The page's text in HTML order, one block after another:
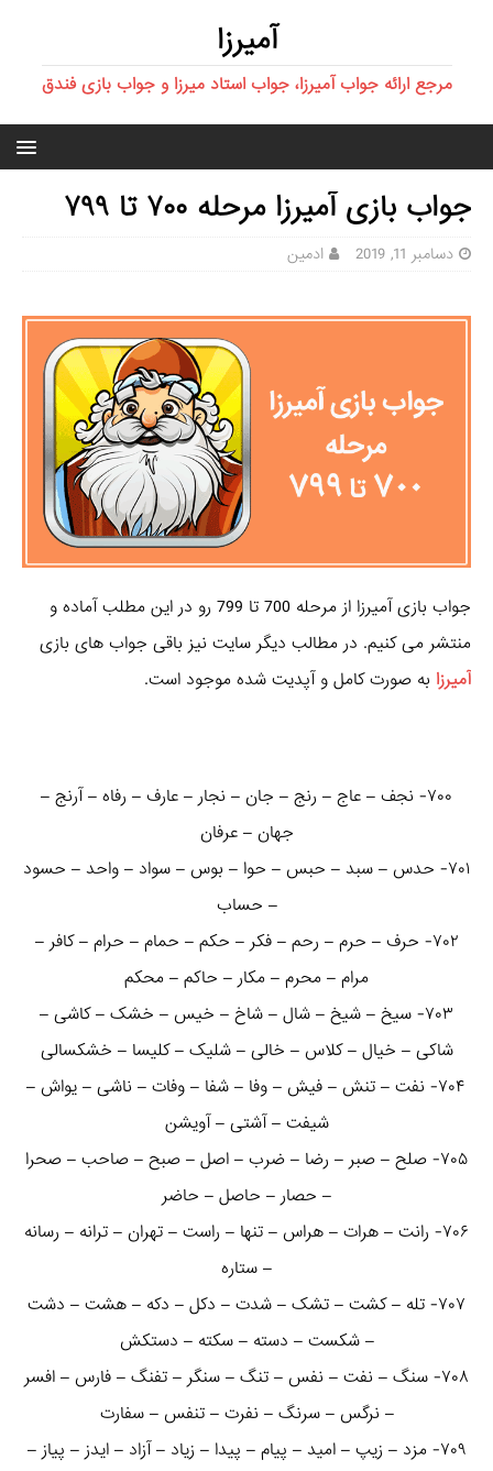
آمیرزا
مرجع ارائه جواب آمیرزا، جواب استاد میرزا و جواب بازی فندق
جواب بازی آمیرزا مرحله ۷۰۰ تا ۷۹۹
دسامبر 11, 2019 ادمین
جواب بازی آمیرزا از مرحله 700 تا 799 رو در این مطلب آماده و
منتشر می کنیم. در مطالب دیگر سایت نیز باقی جواب های بازی
آمیرزا به صورت کامل و آپدیت شده موجود است.
۷۰۰- نجف – عاج – رنج – جان – نجار – عارف – رفاه – آرنج –
جهان – عرفان
۷۰۱- حدس – سبد – حبس – حوا – بوس – سواد – واحد – حسود
– حساب
۷۰۲- حرف – حرم – رحم – فکر – حکم – حمام – حرام – کافر –
مرام – محرم – مکار – حاکم – محکم
۷۰۳- سیخ – شیخ – شال – شاخ – خیس – خشک – کاشی –
شاکی – خیال – کلاس – خالی – شلیک – کلیسا – خشکسالی
۷۰۴- نفت – تنش – فیش – وفا – شفا – وفات – ناشی – یواش –
شیفت – آشتی – آویشن
۷۰۵- صلح – صبر – رضا – ضرب – اصل – صبح – صاحب – صحرا
– حصار – حاصل – حاضر
۷۰۶- رانت – هرات – هراس – تنها – راست – تهران – ترانه – رسانه
– ستاره
۷۰۷- تله – کشت – تشک – شدت – دکل – دکه – هشت – دشت
– شکست – دسته – سکته – دستکش
۷۰۸- سنگ – نفت – نفس – تنگ – سنگر – تفنگ – فارس – افسر
– نرگس – سرنگ – نفرت – تنفس – سفارت
۷۰۹- مزد – زیپ – امید – پیام – پیدا – زیاد – آزاد – ایدز – پیاز –